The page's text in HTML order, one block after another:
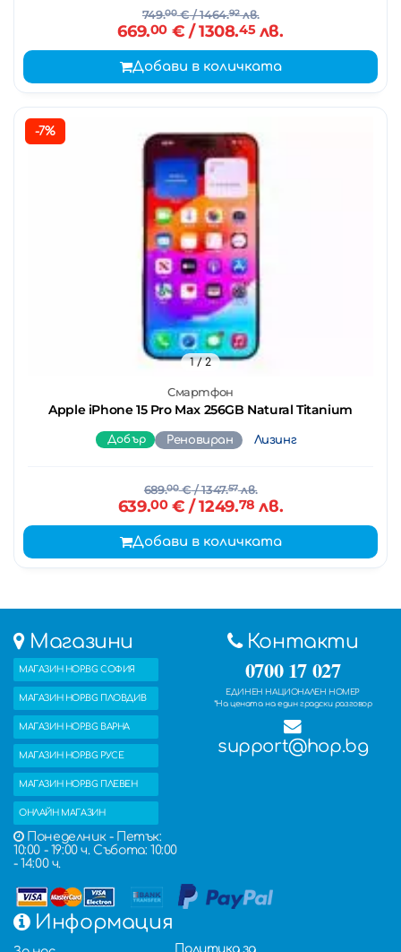
749.00€/ 1464.92лв.
669.00€ / 1308.45лв.
Добави в количката
-7%
Смартфон
Apple iPhone 15 Pro Max 256GB Natural Titanium
1/ 2
Добър Реновиран Лизинг
689.00€/ 1347.57лв.
639.00€ / 1249.78 лв.
Добави в количката
Магазини
МАГАЗИН HOP.BG СОФИЯ
МАГАЗИН HOP.BG ПЛОВДИВ
МАГАЗИН HOP.BG ВАРНА
МАГАЗИН HOP.BG РУСЕ
МАГАЗИН HOP.BG ПЛЕВЕН
ОНЛАЙН МАГАЗИН
Понеделник - Петък:
10:00 - 19:00 ч. Събота: 10:00
- 14:00 ч.
Контакти
0700 17 027
ЕДИНЕН НАЦИОНАЛЕН НОМЕР
*На цената на един градски разговор
support@hop.bg
Информация
Политика за